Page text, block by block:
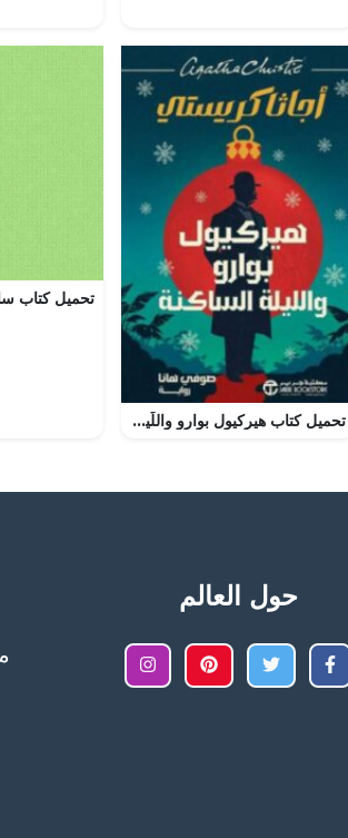
تحميل كتاب هيركيول بوارو واللّيلة الساكنة لأجاثا كريستي بصيغة PDF مجانا
حول العالم